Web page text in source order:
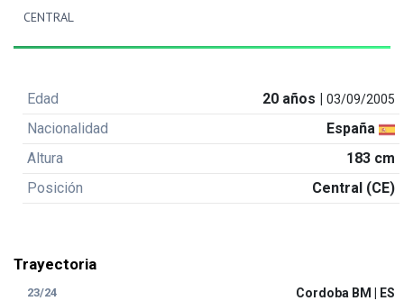
CENTRAL
Edad 20 años |03/09/2005
Nacionalidad
España
Altura
183 cm
Posición
Central (CE)
Trayectoria
23/24 Cordoba BM | ES